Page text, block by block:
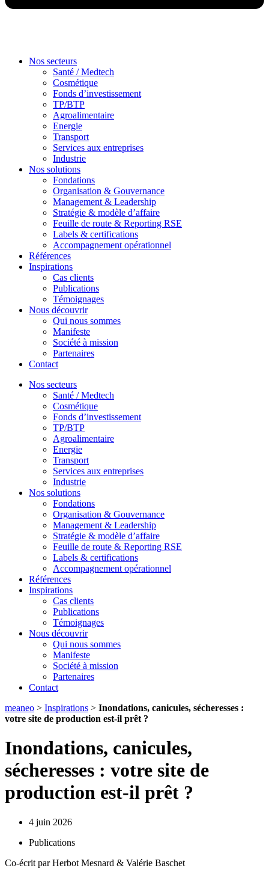
Nos secteurs
Santé / Medtech
Cosmétique
Fonds d’investissement
TP/BTP
Agroalimentaire
Energie
Transport
Services aux entreprises
Industrie
Nos solutions
Fondations
Organisation & Gouvernance
Management & Leadership
Stratégie & modèle d’affaire
Feuille de route & Reporting RSE
Labels & certifications
Accompagnement opérationnel
Références
Inspirations
Cas clients
Publications
Témoignages
Nous découvrir
Qui nous sommes
Manifeste
Société à mission
Partenaires
Contact
Nos secteurs
Santé / Medtech
Cosmétique
Fonds d’investissement
TP/BTP
Agroalimentaire
Energie
Transport
Services aux entreprises
Industrie
Nos solutions
Fondations
Organisation & Gouvernance
Management & Leadership
Stratégie & modèle d’affaire
Feuille de route & Reporting RSE
Labels & certifications
Accompagnement opérationnel
Références
Inspirations
Cas clients
Publications
Témoignages
Nous découvrir
Qui nous sommes
Manifeste
Société à mission
Partenaires
Contact
meaneo > Inspirations > Inondations, canicules, sécheresses :
votre site de production est-il prêt ?
Inondations, canicules,
sécheresses : votre site de
production est-il prêt ?
4 juin 2026
Publications
Co-écrit par Herbot Mesnard & Valérie Baschet